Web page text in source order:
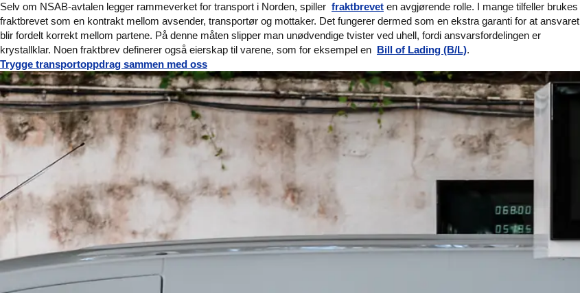
Selv om NSAB-avtalen legger rammeverket for transport i Norden, spiller fraktbrevet en avgjørende rolle. I mange tilfeller brukes
fraktbrevet som en kontrakt mellom avsender, transportør og mottaker. Det fungerer dermed som en ekstra garanti for at ansvaret
blir fordelt korrekt mellom partene. På denne måten slipper man unødvendige tvister ved uhell, fordi ansvarsfordelingen er
krystallklar. Noen fraktbrev definerer også eierskap til varene, som for eksempel en Bill of Lading (B/L).
Trygge transportoppdrag sammen med oss